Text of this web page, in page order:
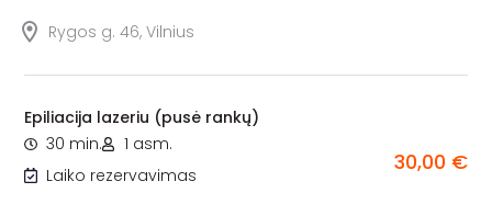
Rygos g. 46, Vilnius
Epiliacija lazeriu (pusė rankų)
30 min.
1 asm.
Laiko rezervavimas
30,00 €